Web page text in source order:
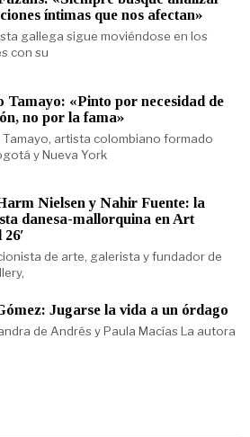
íntimas que nos afectan»
gallega sigue moviéndose en los
con su
Tamayo: «Pinto por necesidad de
no por la fama»
artista colombiano formado
y Nueva York
Nielsen y Nahir Fuente: la
danesa-mallorquina en Art
de arte, galerista y fundador de
Jugarse la vida a un órdago
de Andrés y Paula Macías La autora